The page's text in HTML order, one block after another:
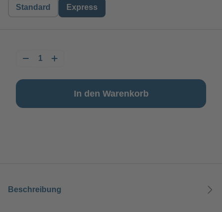
Standard Express
In den Warenkorb
Beschreibung